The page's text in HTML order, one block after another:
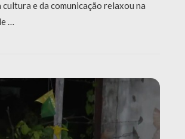
e da comunicação relaxou na
…